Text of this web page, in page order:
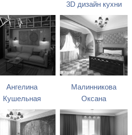
3D дизайн кухни
Ангелина
Кушельная
Малинникова
Оксана